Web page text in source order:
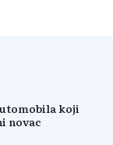
koji
novac